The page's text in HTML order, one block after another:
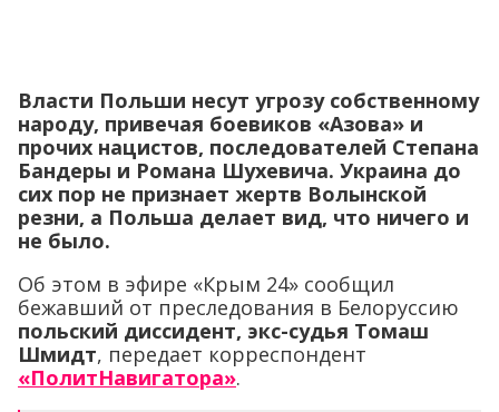
Власти Польши несут угрозу собственному
народу, привечая боевиков «Азова» и
прочих нацистов, последователей Степана
Бандеры и Романа Шухевича. Украина до
сих пор не признает жертв Волынской
резни, а Польша делает вид, что ничего и
не было.
Об этом в эфире «Крым 24» сообщил
бежавший от преследования в Белоруссию
польский диссидент, экс-судья Томаш
Шмидт, передает корреспондент
«ПолитНавигатора».